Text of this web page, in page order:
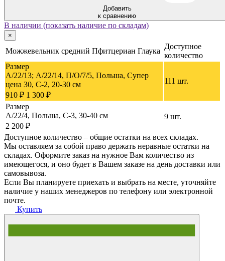
Добавить
к сравнению
В наличии (показать наличие по складам)
×
Можжевельник средний Пфитцериан Глаука
Доступное
количество
Размер
А/22/13; A/22/14, П/О/7/5, Польша, Супер
цена 30, C-2, 20-30 cм
910 ₽ 1 300 ₽
111 шт.
Размер
A/22/4, Польша, C-3, 30-40 см
2 200 ₽
9 шт.
Доступное количество – общие остатки на всех складах.
Мы оставляем за собой право держать неравные остатки на
складах. Оформите заказ на нужное Вам количество из
имеющегося, и оно будет в Вашем заказе на день доставки или
самовывоза.
Если Вы планируете приехать и выбрать на месте, уточняйте
наличие у наших менеджеров по телефону или электронной
почте.
Купить